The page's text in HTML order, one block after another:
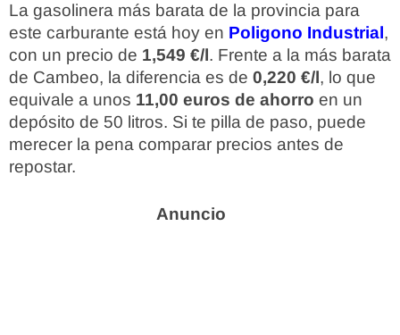
La gasolinera más barata de la provincia para
este carburante está hoy en Poligono Industrial,
con un precio de 1,549 €/l. Frente a la más barata
de Cambeo, la diferencia es de 0,220 €/l, lo que
equivale a unos 11,00 euros de ahorro en un
depósito de 50 litros. Si te pilla de paso, puede
merecer la pena comparar precios antes de
repostar.